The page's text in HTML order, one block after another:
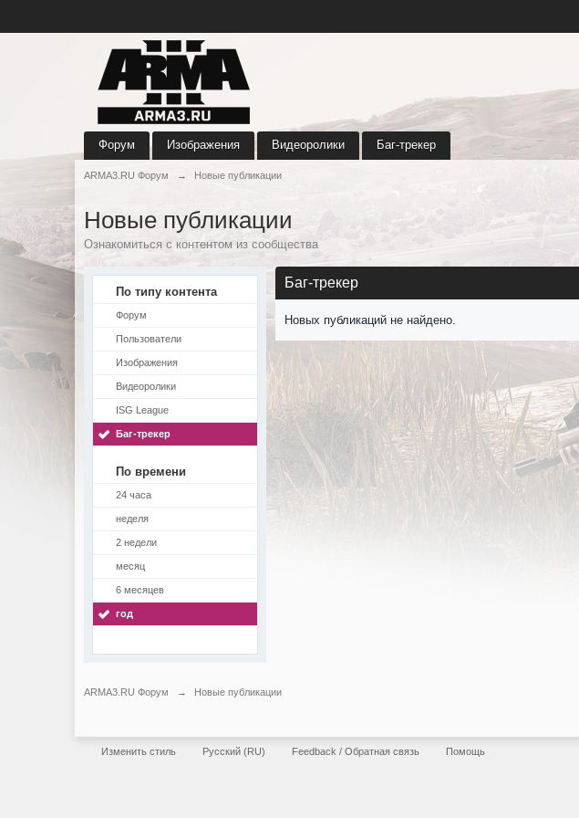
Форум Изображения Видеоролики Баг-трекер
ARMA3.RU Форум → Новые публикации
Новые публикации
Ознакомиться с контентом из сообщества
По типу контента
Форум
Пользователи
Изображения
Видеоролики
ISG League
Баг-трекер
По времени
24 часа
неделя
2 недели
месяц
6 месяцев
год
Баг-трекер
Новых публикаций не найдено.
ARMA3.RU Форум → Новые публикации
Изменить стиль Русский (RU) Feedback / Обратная связь Помощь